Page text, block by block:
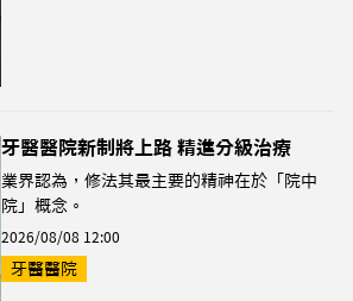
牙醫醫院新制將上路 精進分級治療
業界認為，修法其最主要的精神在於「院中
院」概念。
2026/08/08 12:00
牙醫醫院